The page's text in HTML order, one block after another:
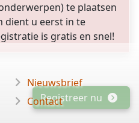
te plaatsen
dient u eerst in te
is gratis en snel!
Registreer nu
Nieuwsbrief
Contact